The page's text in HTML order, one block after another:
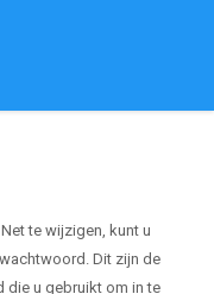
te wijzigen, kunt u
Dit zijn de
die u gebruikt om in te